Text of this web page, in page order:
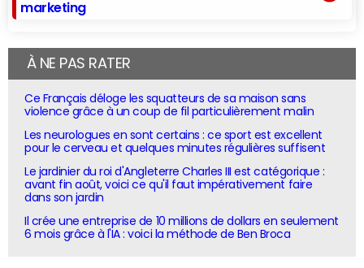
marketing
À NE PAS RATER
Ce Français déloge les squatteurs de sa maison sans
violence grâce à un coup de fil particulièrement malin
Les neurologues en sont certains : ce sport est excellent
pour le cerveau et quelques minutes régulières suffisent
Le jardinier du roi d'Angleterre Charles III est catégorique :
avant fin août, voici ce qu'il faut impérativement faire
dans son jardin
Il crée une entreprise de 10 millions de dollars en seulement
6 mois grâce à l'IA : voici la méthode de Ben Broca